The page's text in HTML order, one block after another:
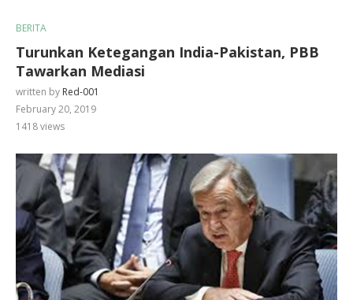
BERITA
Turunkan Ketegangan India-Pakistan, PBB
Tawarkan Mediasi
written by Red-001
February 20, 2019
1418views